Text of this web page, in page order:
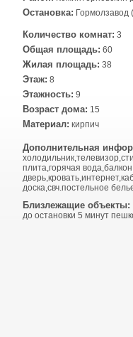
Остановка: Гормолзавод
Количество комнат: 3
Общая площадь: 60
Жилая площадь: 38
Этаж: 8
Этажность: 9
Возраст дома: 15
Материал: кирпич
Дополнительная
плита,горячая
доска,свч.постельное
Близлежащие объекты:
до остановки 5 минут